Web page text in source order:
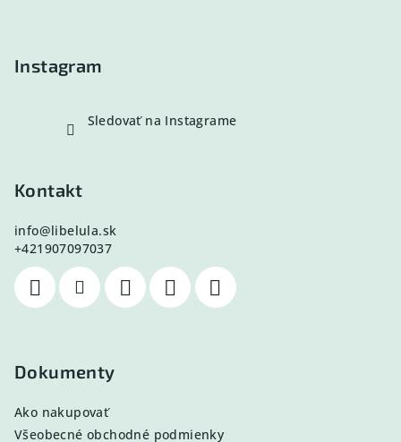
Instagram
Sledovať na Instagrame
Kontakt
info@libelula.sk
+421907097037
Dokumenty
Ako nakupovať
Všeobecné obchodné podmienky